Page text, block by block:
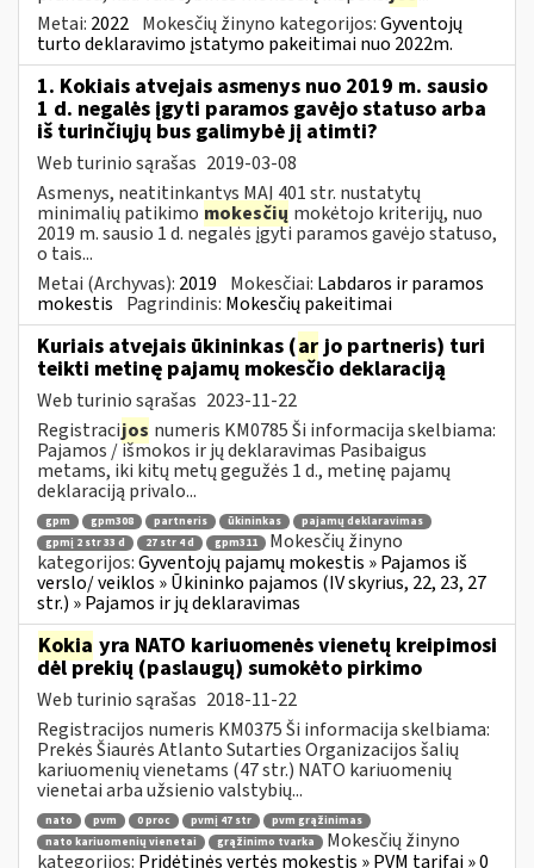
Metai: 2022 Mokesčių žinyno kategorijos:Gyventojų
turto deklaravimo įstatymo pakeitimai nuo 2022m.
1. Kokiais atvejais asmenys nuo 2019 m. sausio
1 d. negalės įgyti paramos gavėjo statuso arba
iš turinčiųjų bus galimybė jį atimti?
Web turinio sąrašas 2019-03-08
Asmenys, neatitinkantys MAĮ 401 str. nustatytų
minimalių patikimo mokesčių mokėtojo kriterijų, nuo
2019 m. sausio 1 d. negalės įgyti paramos gavėjo statuso,
o tais...
Metai (Archyvas): 2019 Mokesčiai: Labdaros ir paramos
mokestis Pagrindinis: Mokesčių pakeitimai
Kuriais atvejais ūkininkas (arjo partneris) turi
teikti metinę pajamų mokesčio deklaraciją
Web turinio sąrašas 2023-11-22
Registracijos numeris KM0785 Ši informacija skelbiama:
Pajamos / išmokos ir jų deklaravimas Pasibaigus
metams, iki kitų metų gegužės 1 d., metinę pajamų
deklaraciją privalo...
gpm gpm308 partneris ūkininkas
pajamų deklaravimas
gpmį 2 str 33 d
27 str 4 d gpm311
Mokesčių žinyno
kategorijos:Gyventojų pajamų mokestis » Pajamos iš
verslo/ veiklos » Ūkininko pajamos (IV skyrius, 22, 23, 27
str.) » Pajamos ir jų deklaravimas
Kokia yra NATO kariuomenės vienetų kreipimosi
dėl prekių (paslaugų) sumokėto pirkimo
Web turinio sąrašas 2018-11-22
Registracijos numeris KM0375 Ši informacija skelbiama:
Prekės Šiaurės Atlanto Sutarties Organizacijos šalių
kariuomenių vienetams (47 str.) NATO kariuomenių
vienetai arba užsienio valstybių...
nato pvm 0 proc pvmį 47 str
pvm grąžinimas
nato kariuomenių vienetai
grąžinimo tvarka
Mokesčių žinyno
kategorijos: Pridėtinės vertės mokestis » PVM tarifai » 0